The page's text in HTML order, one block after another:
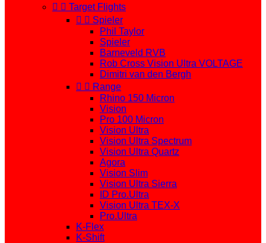
  Target Flights
  Spieler
Phil Taylor
Spieler
Barneveld RVB
Rob Cross Vision Ultra VOLTAGE
Dimitri van den Bergh
  Range
Rhino 150 Micron
Vision
Pro 100 Micron
Vision Ultra
Vision Ultra Spectrum
Vision Ultra Quartz
Agora
Vision Slim
Vision Ultra Sierra
ID Pro.Ultra
Vision Ultra TEX-X
Pro.Ultra
K-Flex
K-Shift